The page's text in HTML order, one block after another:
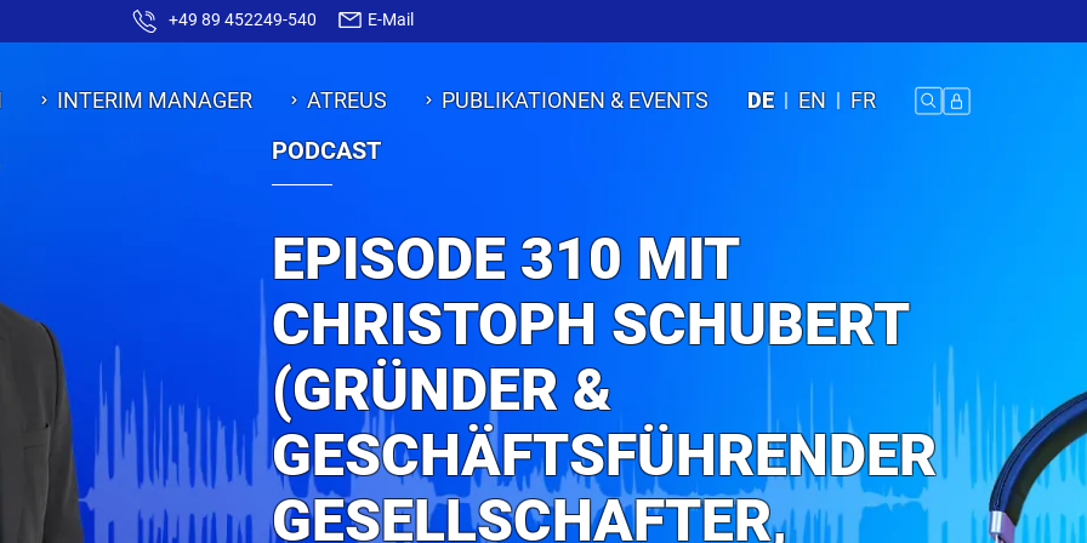
+49 89 452249-540 E-Mail
INTERIM MANAGER ATREUS PUBLIKATIONEN & EVENTS DE EN FR
PODCAST
EPISODE 310 MIT
CHRISTOPH SCHUBERT
(GRÜNDER &
GESCHÄFTSFÜHRENDER
GESELLSCHAFTER,